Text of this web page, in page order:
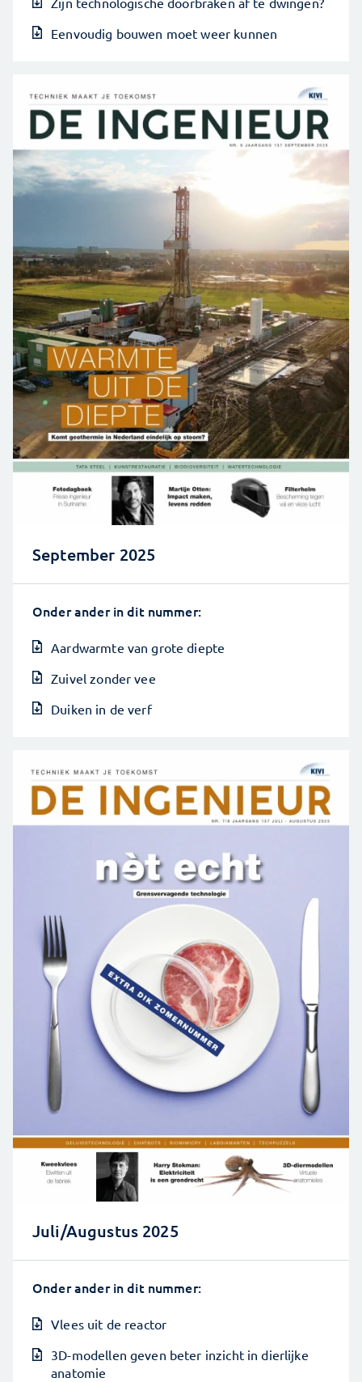
Eenvoudig bouwen moet weer kunnen
September 2025
Onder ander in dit nummer:
Aardwarmte van grote diepte
Zuivel zonder vee
Duiken in de verf
Juli/Augustus 2025
Onder ander in dit nummer:
Vlees uit de reactor
3D-modellen geven beter inzicht in dierlijke
anatomie